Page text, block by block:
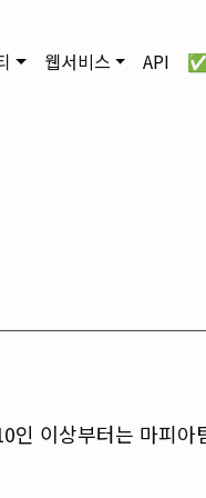
웹서비스 API
이상부터는 마피아